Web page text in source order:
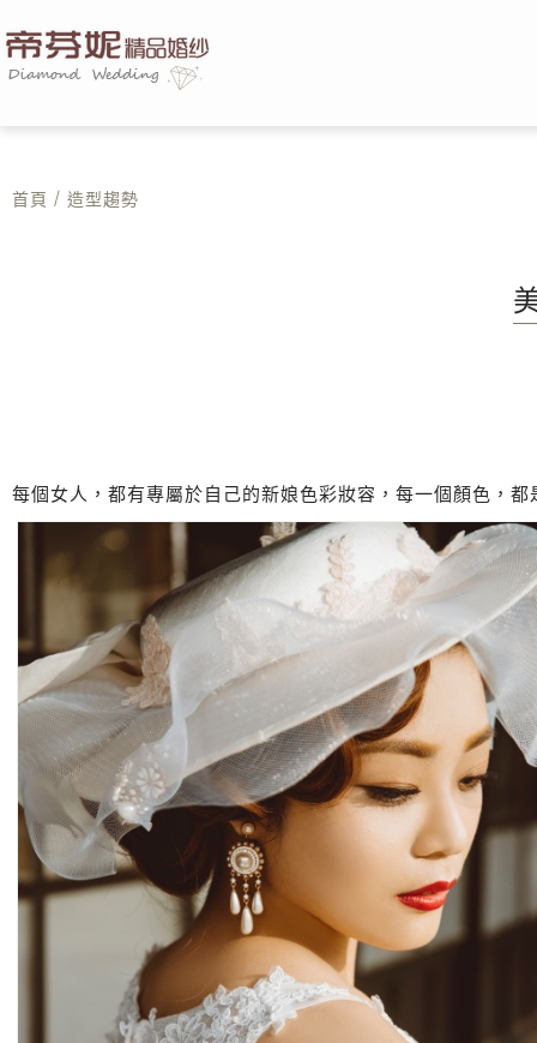
首頁 / 造型趨勢
每個女人，都有專屬於自己的新娘色彩妝容，每一個顏色，